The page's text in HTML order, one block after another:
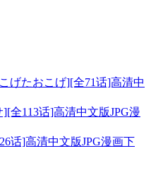
げたおこげ][全71话]高清中
全113话]高清中文版JPG漫
话]高清中文版JPG漫画下